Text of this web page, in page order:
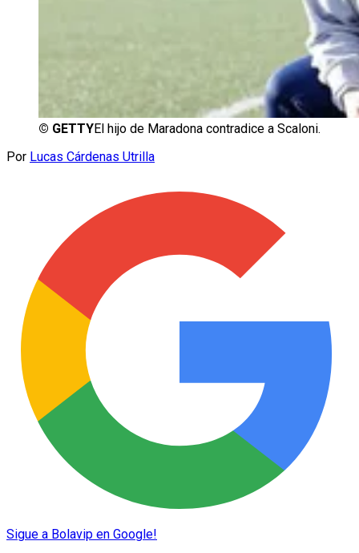
© GETTYEl hijo de Maradona contradice a Scaloni.
Por Lucas Cárdenas Utrilla
Sigue a Bolavip en Google!